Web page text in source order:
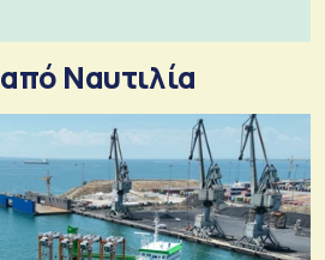
Ναυτιλία